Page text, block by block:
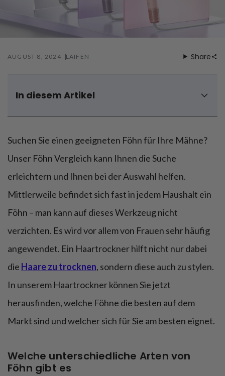
AUGUST 8, 2024 LAIFEN Share
In diesem Artikel
berücksichtigen?
dem Markt
Was bringt die Ionen-Technologie in Föhns?
Wie kann ich einen haarschonenden Föhn erkennen?
Suchen Sie einen geeigneten Föhn für Ihre Mähne?
Unser Föhn Vergleich kann Ihnen die Suche
erleichtern und Ihnen bei der Auswahl helfen.
Mittlerweile befindet sich fast in jedem Haushalt ein
Föhn – man kann auf dieses Werkzeug nicht
verzichten. Es wird vor allem von Frauen sehr häufig
angewendet. Ein Haartrockner hilft nicht nur dabei
die Haare zu trocknen, sondern diese auch zu stylen.
In unserem Haartrockner können Sie jetzt
herausfinden, welche Föhne die besten auf dem
Markt sind und welcher sich für Sie am besten eignet.
Welche unterschiedliche Arten von
Föhn gibt es